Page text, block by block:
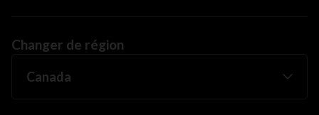
Changer de région